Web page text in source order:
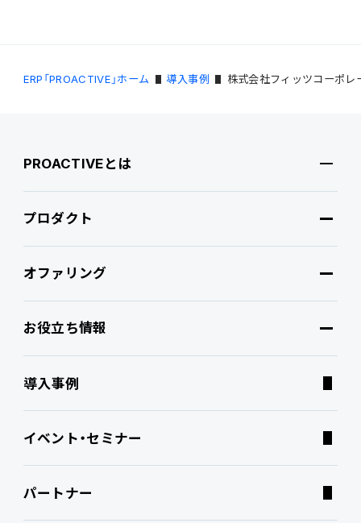
ERP「PROACTIVE」ホーム 導入事例 株式会社フィッツコーポレ
PROACTIVEとは
PROACTIVEとは
特長・選ばれる理由
ブランドコア
PROACTIVE AI
ATWILL Platform
プロダクト
プロダクト
機能
Fit to Standard
Best Practice
連携ソリューション
オファリング
オファリング
業務特化型オファリング
業界特化型オファリング
経営課題別オファリング
お役立ち情報
お役立ち情報
資料ダウンロード
よくあるご質問
導入事例
イベント・セミナー
パートナー